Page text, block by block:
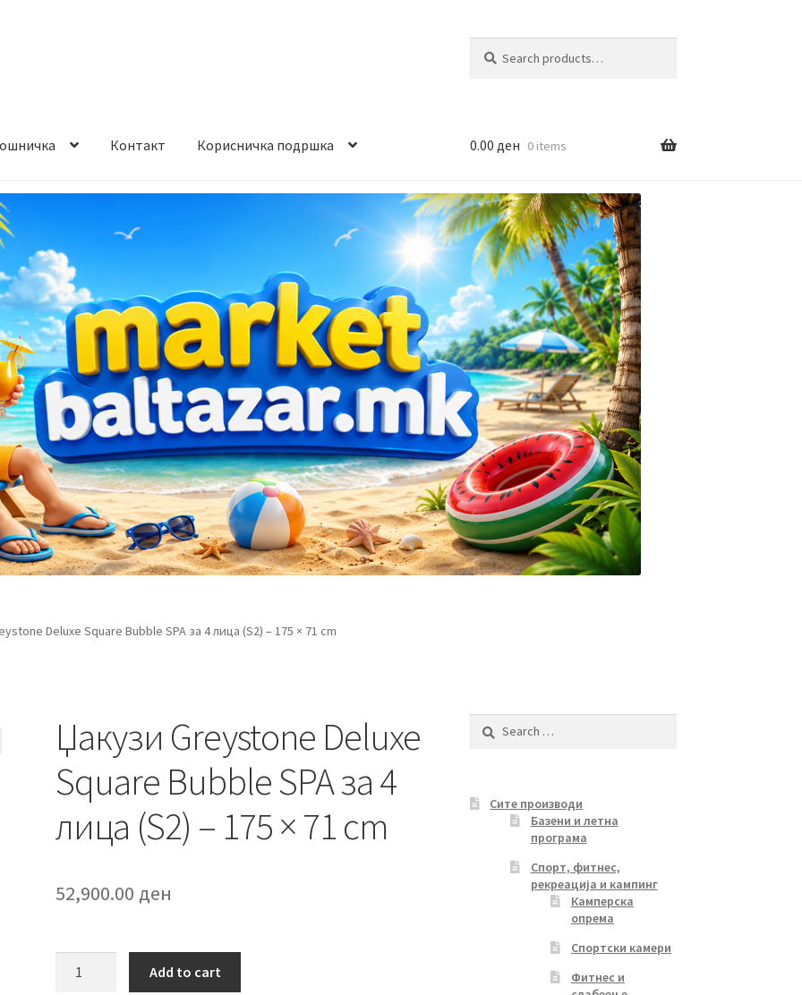
for:
Контакт Корисничка подршка
и начин на плаќање
на производ Услови за користење
0.00 ден 0 items
Deluxe Square Bubble SPA за 4 лица (S2) – 175 × 71 cm
Џакузи Greystone Deluxe
Square Bubble SPA за 4
лица (S2) – 175 × 71 cm
52,900.00 ден
Add to cart
Search
Сите производи
Базени и летна
програма
Спорт, фитнес,
рекреација и кампинг
Камперска
опрема
Спортски камери
Фитнес и